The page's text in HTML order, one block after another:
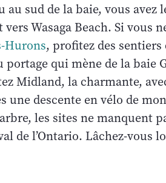
au sud de la baie, vous avez
Wasaga Beach. Si vous
Hurons, profitez des sentiers
portage qui mène de la baie
Midland, la charmante,
une descente en vélo de
les sites ne manquent
de l’Ontario. Lâchez-vous